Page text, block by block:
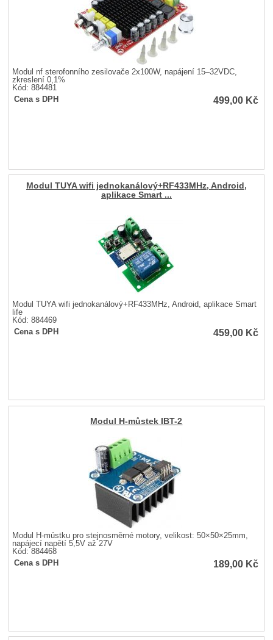
Modul nf sterofonního zesilovače 2x100W, napájení 15–32VDC,
zkreslení 0,1%
Kód: 884481
Cena s DPH
499,00 Kč
Modul TUYA wifi jednokanálový+RF433MHz, Android,
aplikace Smart ...
Modul TUYA wifi jednokanálový+RF433MHz, Android, aplikace Smart
life
Kód: 884469
Cena s DPH
459,00 Kč
Modul H-můstek IBT-2
Modul H-můstku pro stejnosměrné motory, velikost: 50×50×25mm,
napájecí napětí 5,5V až 27V
Kód: 884468
Cena s DPH
189,00 Kč